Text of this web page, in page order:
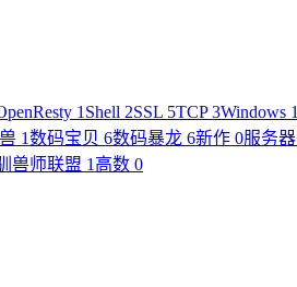
1 Shell 2SSL 5TCP3Windows 1
1数码宝贝 6数码暴龙 6新作 0服务器
兽师联盟 1 高数 0